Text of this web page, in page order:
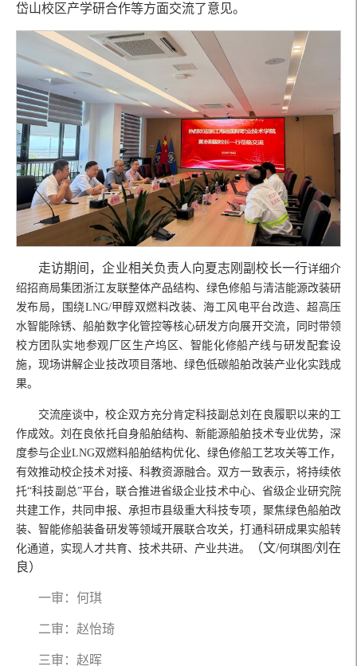
岱山校区产学研合作等方面交流了意见。
走访期间，企业相关负责人向夏志刚副校长一行详细介
绍招商局集团浙江友联整体产品结构、绿色修船与清洁能源改装研
发布局，围绕LNG/甲醇双燃料改装、海工风电平台改造、超高压
水智能除锈、船舶数字化管控等核心研发方向展开交流，同时带领
校方团队实地参观厂区生产坞区、智能化修船产线与研发配套设
施，现场讲解企业技改项目落地、绿色低碳船舶改装产业化实践成
果。
交流座谈中，校企双方充分肯定科技副总刘在良履职以来的工
作成效。刘在良依托自身船舶结构、新能源船舶技术专业优势，深
度参与企业LNG双燃料船舶结构优化、绿色修船工艺攻关等工作，
有效推动校企技术对接、科教资源融合。双方一致表示，将持续依
托“科技副总”平台，联合推进省级企业技术中心、省级企业研究院
共建工作，共同申报、承担市县级重大科技专项，聚焦绿色船舶改
装、智能修船装备研发等领域开展联合攻关，打通科研成果实船转
化通道，实现人才共育、技术共研、产业共进。
（文/何琪图/刘在
良）
一审：何琪
二审：赵怡琦
三审：赵晖